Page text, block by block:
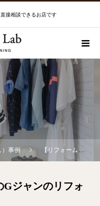
接相談できるお店です
事例 【リフォーム】袖が合皮のGジャンのリフォーム
Gジャンのリフォ